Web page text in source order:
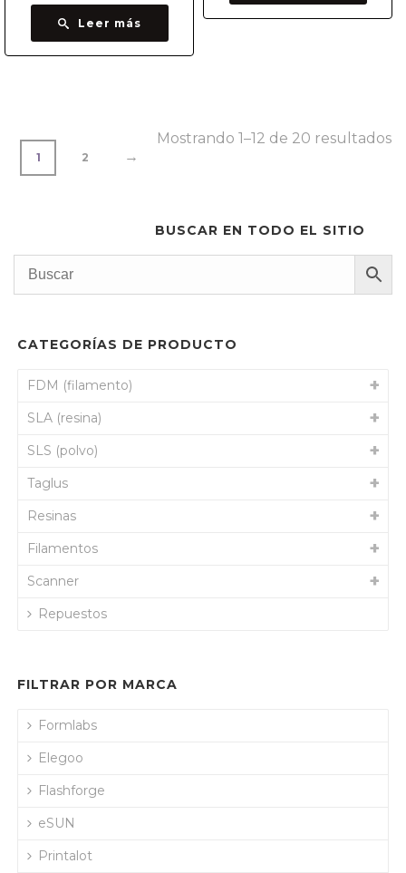
Leer más
1 2 →
Mostrando 1–12 de 20 resultados
BUSCAR EN TODO EL SITIO
CATEGORÍAS DE PRODUCTO
FDM (filamento)
SLA (resina)
SLS (polvo)
Taglus
Resinas
Filamentos
Scanner
Repuestos
FILTRAR POR MARCA
Formlabs
Elegoo
Flashforge
eSUN
Printalot